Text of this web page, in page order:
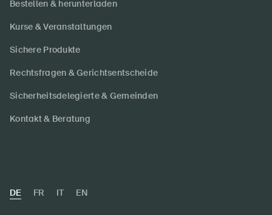
Bestellen & herunterladen
Kurse & Veranstaltungen
Sichere Produkte
Rechtsfragen & Gerichtsentscheide
Sicherheitsdelegierte & Gemeinden
Kontakt & Beratung
DE FR IT EN